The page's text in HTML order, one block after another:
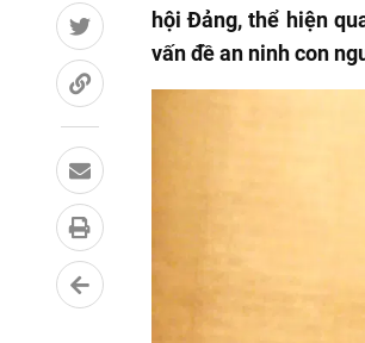
hội Đảng, thể hiện
vấn đề an ninh con